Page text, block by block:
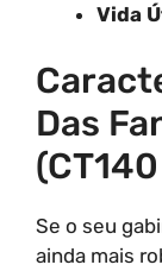
Vida
Das
Se o seu
ainda mais